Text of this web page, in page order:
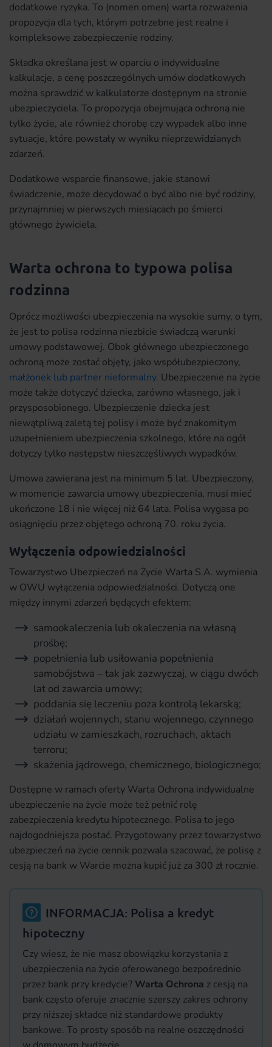
dodatkowe ryzyka. To (nomen omen) warta rozważenia
propozycja dla tych, którym potrzebne jest realne i
kompleksowe zabezpieczenie rodziny.
Składka określana jest w oparciu o indywidualne
kalkulacje, a cenę poszczególnych umów dodatkowych
można sprawdzić w kalkulatorze dostępnym na stronie
ubezpieczyciela. To propozycja obejmująca ochroną nie
tylko życie, ale również chorobę czy wypadek albo inne
sytuacje, które powstały w wyniku nieprzewidzianych
zdarzeń.
Dodatkowe wsparcie finansowe, jakie stanowi
świadczenie, może decydować o być albo nie być rodziny,
przynajmniej w pierwszych miesiącach po śmierci
głównego żywiciela.
Warta ochrona to typowa polisa
rodzinna
Oprócz możliwości ubezpieczenia na wysokie sumy, o tym,
że jest to polisa rodzinna niezbicie świadczą warunki
umowy podstawowej. Obok głównego ubezpieczonego
ochroną może zostać objęty, jako współubezpieczony,
małżonek lub partner nieformalny. Ubezpieczenie na życie
może także dotyczyć dziecka, zarówno własnego, jak i
przysposobionego. Ubezpieczenie dziecka jest
niewątpliwą zaletą tej polisy i może być znakomitym
uzupełnieniem ubezpieczenia szkolnego, które na ogół
dotyczy tylko następstw nieszczęśliwych wypadków.
Umowa zawierana jest na minimum 5 lat. Ubezpieczony,
w momencie zawarcia umowy ubezpieczenia, musi mieć
ukończone 18 i nie więcej niż 64 lata. Polisa wygasa po
osiągnięciu przez objętego ochroną 70. roku życia.
Wyłączenia odpowiedzialności
Towarzystwo Ubezpieczeń na Życie Warta S.A. wymienia
w OWU wyłączenia odpowiedzialności. Dotyczą one
między innymi zdarzeń będących efektem:
samookaleczenia lub okaleczenia na własną
prośbę;
popełnienia lub usiłowania popełnienia
samobójstwa – tak jak zazwyczaj, w ciągu dwóch
lat od zawarcia umowy;
poddania się leczeniu poza kontrolą lekarską;
działań wojennych, stanu wojennego, czynnego
udziału w zamieszkach, rozruchach, aktach
terroru;
skażenia jądrowego, chemicznego, biologicznego;
Dostępne w ramach oferty Warta Ochrona indywidualne
ubezpieczenie na życie może też pełnić rolę
zabezpieczenia kredytu hipotecznego. Polisa to jego
najdogodniejsza postać. Przygotowany przez towarzystwo
ubezpieczeń na życie cennik pozwala szacować, że polisę z
cesją na bank w Warcie można kupić już za 300 zł rocznie.
INFORMACJA: Polisa a kredyt
hipoteczny
Czy wiesz, że nie masz obowiązku korzystania z
ubezpieczenia na życie oferowanego bezpośrednio
przez bank przy kredycie? Warta Ochrona z cesją na
bank często oferuje znacznie szerszy zakres ochrony
przy niższej składce niż standardowe produkty
bankowe. To prosty sposób na realne oszczędności